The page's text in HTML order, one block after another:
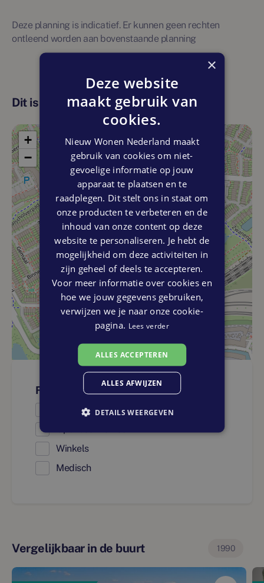
Deze planning is indicatief. Er kunnen geen rechten
ontleend worden aan bovenstaande planning
Dit is de locatie
+
−
Faciliteiten
Onderwijs
Winkels
Medisch
Vergelijkbaar in de buurt 1990
×
Deze website
maakt gebruik van
cookies.
Nieuw Wonen Nederland maakt
gebruik van cookies om niet-
gevoelige informatie op jouw
apparaat te plaatsen en te
raadplegen. Dit stelt ons in staat om
onze producten te verbeteren en de
inhoud van onze content op deze
website te personaliseren. Je hebt de
mogelijkheid om deze activiteiten in
zijn geheel of deels te accepteren.
Voor meer informatie over cookies en
hoe we jouw gegevens gebruiken,
verwijzen we je naar onze cookie-
pagina. Lees verder
ALLES ACCEPTEREN
ALLES AFWIJZEN
DETAILS WEERGEVEN